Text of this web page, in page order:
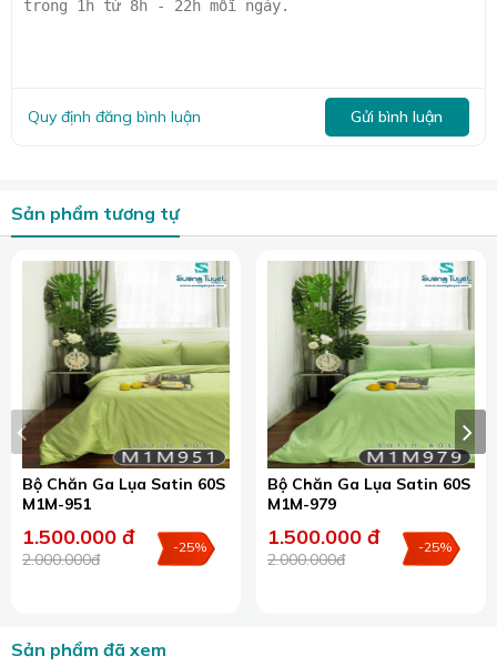
🌐Website:suongtuyet.com
Quy định đăng bình luận Gửi bình luận
Sản phẩm tương tự
Bộ Chăn Ga Lụa Satin 60S
M1M-951
1.500.000 đ
2.000.000đ
-25%
Bộ Chăn Ga Lụa Satin 60S
M1M-979
1.500.000 đ
2.000.000đ
-25%
Sản phẩm đã xem